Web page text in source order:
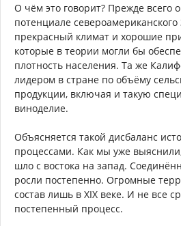
О чём это говорит? Прежде всего
потенциале
прекрасный климат и хорошие
которые в теории могли бы
плотность населения. Та же
лидером в стране по объёму
продукции, включая и такую
виноделие.
Объясняется такой дисбаланс
процессами. Как мы уже
шло с востока на запад.
росли постепенно. Огромные
состав лишь в XIX веке. И не все
постепенный процесс.